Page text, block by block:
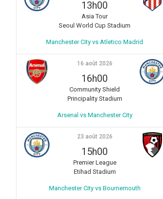
13h00
Asia Tour
Seoul World Cup Stadium
Manchester City vs Atletico Madrid
16 août 2026
16h00
Community Shield
Principality Stadium
Arsenal vs Manchester City
23 août 2026
15h00
Premier League
Etihad Stadium
Manchester City vs Bournemouth